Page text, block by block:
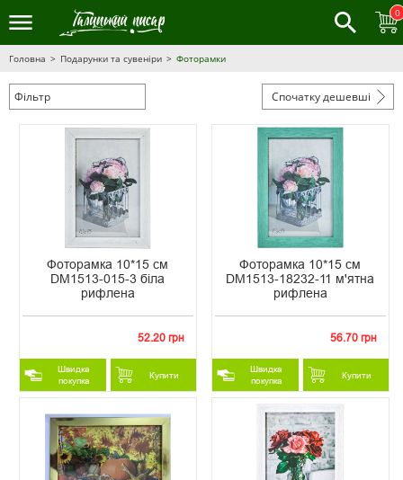
0
Головна Подарунки та сувеніри Фоторамки
Фільтр Спочатку дешевші
Фоторамка 10*15 см
DM1513-015-3 біла
рифлена
52.20 грн
Швидка
покупка
Купити
Фоторамка 10*15 см
DM1513-18232-11 м'ятна
рифлена
56.70 грн
Швидка
покупка
Купити